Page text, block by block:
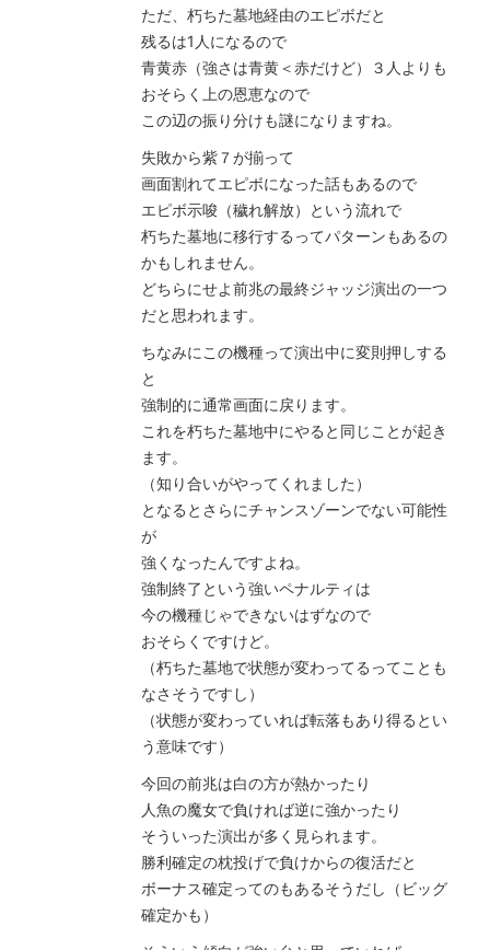
ただ、朽ちた墓地経由のエピボだと
残るは1人になるので
青黄赤（強さは青黄＜赤だけど）３人よりも
おそらく上の恩恵なので
この辺の振り分けも謎になりますね。
失敗から紫７が揃って
画面割れてエピボになった話もあるので
エピボ示唆（穢れ解放）という流れで
朽ちた墓地に移行するってパターンもあるの
かもしれません。
どちらにせよ前兆の最終ジャッジ演出の一つ
だと思われます。
ちなみにこの機種って演出中に変則押しする
と
強制的に通常画面に戻ります。
これを朽ちた墓地中にやると同じことが起き
ます。
（知り合いがやってくれました）
となるとさらにチャンスゾーンでない可能性
が
強くなったんですよね。
強制終了という強いペナルティは
今の機種じゃできないはずなので
おそらくですけど。
（朽ちた墓地で状態が変わってるってことも
なさそうですし）
（状態が変わっていれば転落もあり得るとい
う意味です）
今回の前兆は白の方が熱かったり
人魚の魔女で負ければ逆に強かったり
そういった演出が多く見られます。
勝利確定の枕投げで負けからの復活だと
ボーナス確定ってのもあるそうだし（ビッグ
確定かも）